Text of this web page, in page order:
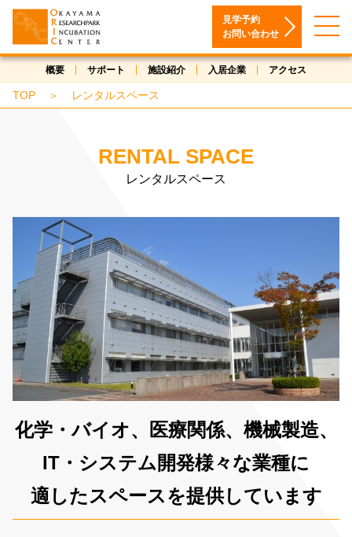
見学予約
お問い合わせ
概要 サポート 施設紹介 入居企業 アクセス
TOP ＞ レンタルスペース
RENTAL SPACE
レンタルスペース
化学・バイオ、医療関係、機械製造、
IT・システム開発様々な業種に
適したスペースを提供しています